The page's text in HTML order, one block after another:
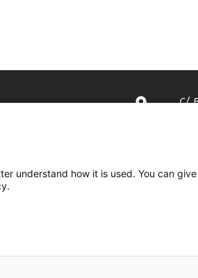
C/
understand how it is used. You can